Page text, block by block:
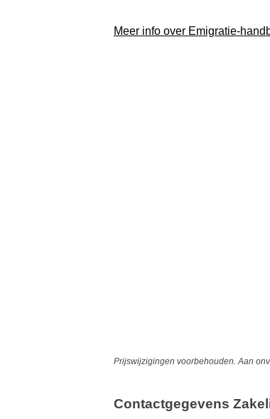
Meer info over Emigratie-
Prijswijzigingen voorbehouden. Aan
Contactgegevens